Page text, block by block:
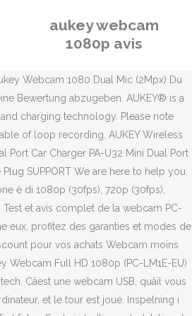
aukey webcam
1080p avis
Webcam 1080 Dual Mic (2Mpx) Du
Bewertung abzugeben. AUKEY® is a
charging technology. Please note
of loop recording. AUKEY Wireless
Port Car Charger PA-U32 Mini Dual Port
SUPPORT We are here to help you.
è di 1080p (30fps), 720p (30fps),
et avis complet de la webcam PC-
eux, profitez des garanties et modes de
pour vos achats Webcam moins
Webcam Full HD 1080p (PC-LM1E-EU)
Câest une webcam USB, quâil vous
et le tour est joué. Inspelning i